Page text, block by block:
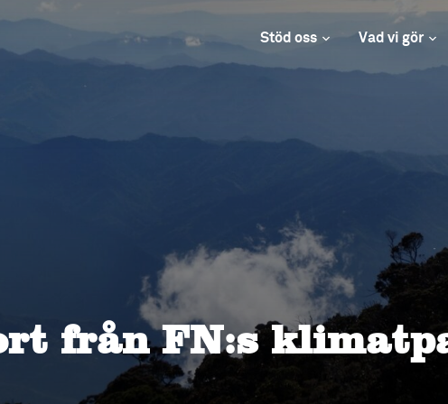
Stöd oss Vad vi gör
från FN:s